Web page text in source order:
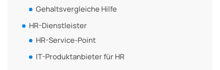
Gehaltsvergleiche Hilfe
HR-Dienstleister
HR-Service-Point
IT-Produktanbieter für HR